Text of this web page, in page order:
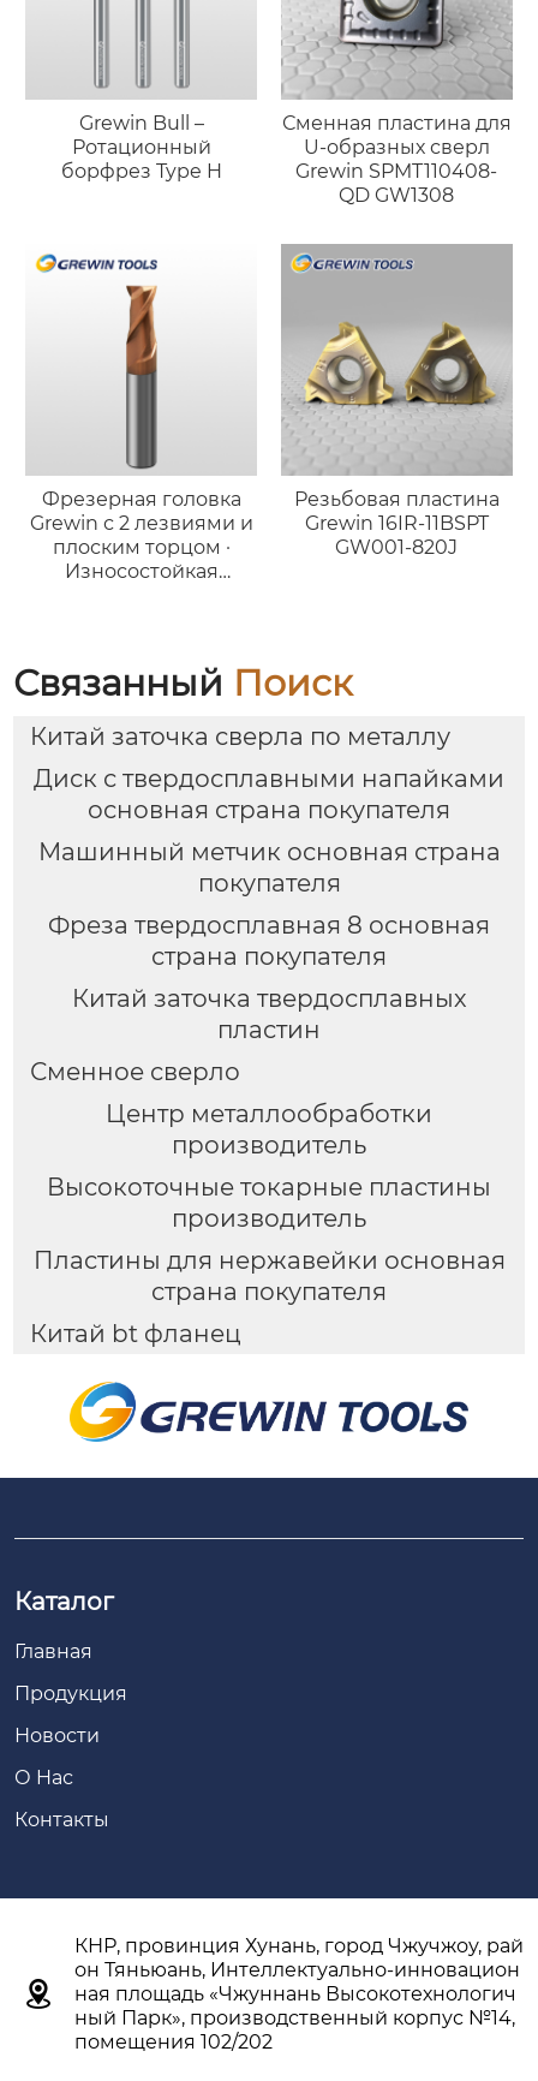
Grewin Bull –
Ротационный
борфрез Type H
Сменная пластина для
U-образных сверл
Grewin SPMT110408-
QD GW1308
Фрезерная головка
Grewin с 2 лезвиями и
плоским торцом ·
Износостойкая
Резьбовая пластина
Grewin 16IR-11BSPT
GW001-820J
Связанный Поиск
Китай заточка сверла по металлу
Диск с твердосплавными напайками
основная страна покупателя
Машинный метчик основная страна
покупателя
Фреза твердосплавная 8 основная
страна покупателя
Китай заточка твердосплавных
пластин
Сменное сверло
Центр металлообработки
производитель
Высокоточные токарные пластины
производитель
Пластины для нержавейки основная
страна покупателя
Китай bt фланец
Каталог
Главная
Продукция
Новости
О Hас
Контакты

КНР, провинция Хунань, город Чжучжоу, рай
он Тяньюань, Интеллектуально-инновацион
ная площадь «Чжуннань Высокотехнологич
ный Парк», производственный корпус №14,
помещения 102/202